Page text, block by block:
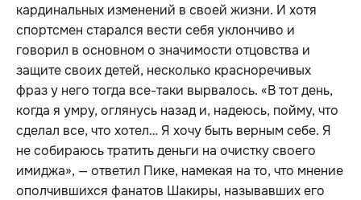
кардинальных изменений в своей жизни. И хотя
спортсмен старался вести себя уклончиво и
говорил в основном о значимости отцовства и
защите своих детей, несколько красноречивых
фраз у него тогда все-таки вырвалось. «В тот день,
когда я умру, оглянусь назад и, надеюсь, пойму, что
сделал все, что хотел… Я хочу быть верным себе. Я
не собираюсь тратить деньги на очистку своего
имиджа», — ответил Пике, намекая на то, что мнение
ополчившихся фанатов Шакиры, называвших его